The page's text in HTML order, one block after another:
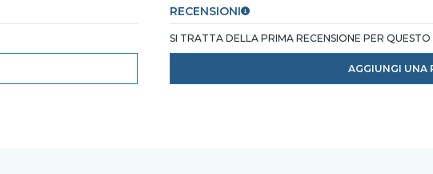
RECENSIONI
SI TRATTA DELLA PRIMA RECENSIONE PER
AGGIUNGI UNA